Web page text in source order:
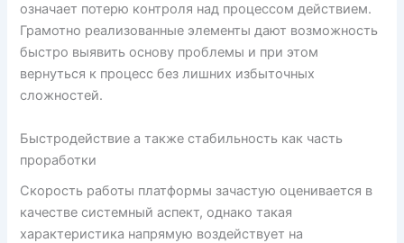
означает потерю контроля над процессом действием.
Грамотно реализованные элементы дают возможность
быстро выявить основу проблемы и при этом
вернуться к процесс без лишних избыточных
сложностей.
Быстродействие а также стабильность как часть
проработки
Скорость работы платформы зачастую оценивается в
качестве системный аспект, однако такая
характеристика напрямую воздействует на